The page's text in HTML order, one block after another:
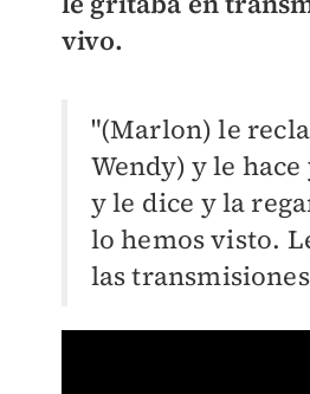
vivo.
"(Marlon) le
Wendy) y le hace
y le dice y la
lo hemos visto.
las